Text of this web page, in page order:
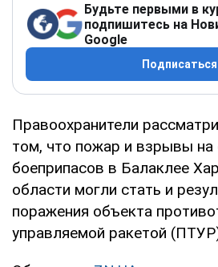
Будьте первыми в
подпишитесь на
Google
Подписаться
Правоохранители
том, что пожар и взрывы на
боеприпасов в Балаклее
области могли стать и
поражения объекта
управляемой ракетой